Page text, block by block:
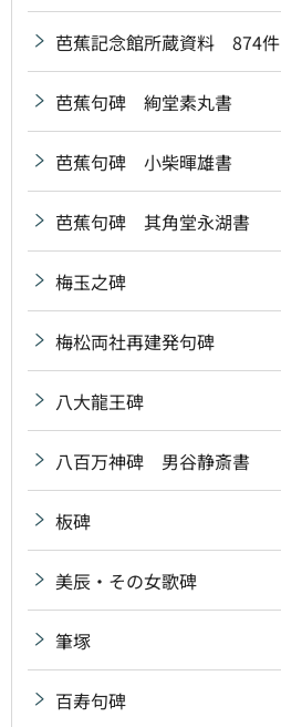
芭蕉記念館所蔵資料 874件
芭蕉句碑 絢堂素丸書
芭蕉句碑 小柴暉雄書
芭蕉句碑 其角堂永湖書
梅玉之碑
梅松両社再建発句碑
八大龍王碑
八百万神碑 男谷静斎書
板碑
美辰・その女歌碑
筆塚
百寿句碑